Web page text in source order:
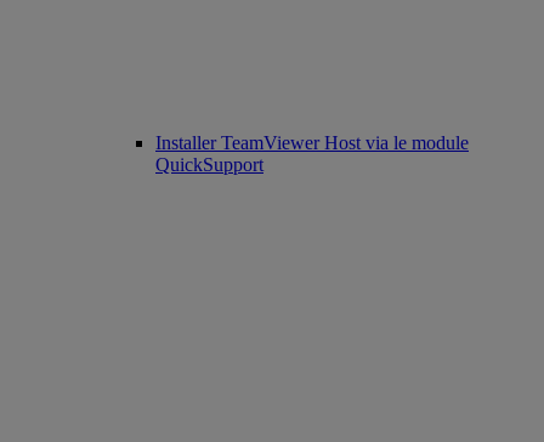
Installer TeamViewer Host via le module
QuickSupport